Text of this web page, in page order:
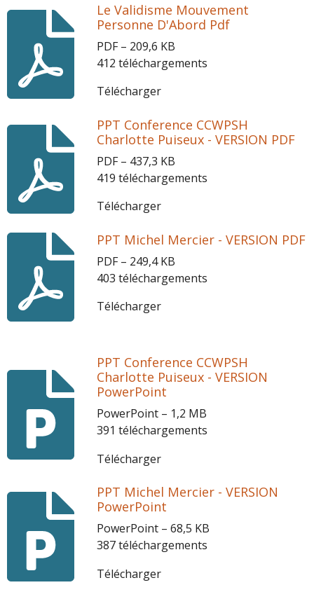
Le Validisme Mouvement
Personne D'Abord Pdf
PDF – 209,6 KB
412 téléchargements
Télécharger
PPT Conference CCWPSH
Charlotte Puiseux - VERSION PDF
PDF – 437,3 KB
419 téléchargements
Télécharger
PPT Michel Mercier - VERSION PDF
PDF – 249,4 KB
403 téléchargements
Télécharger
PPT Conference CCWPSH
Charlotte Puiseux - VERSION
PowerPoint
PowerPoint – 1,2 MB
391 téléchargements
Télécharger
PPT Michel Mercier - VERSION
PowerPoint
PowerPoint – 68,5 KB
387 téléchargements
Télécharger